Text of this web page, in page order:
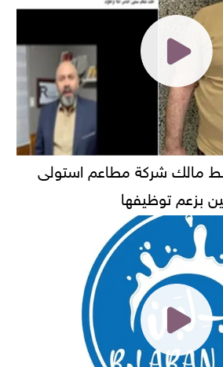
مالك شركة مطاعم استولى
بزعم توظيفها